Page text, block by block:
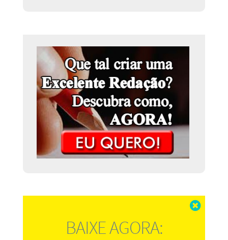
BAIXE AGORA:
Fechar